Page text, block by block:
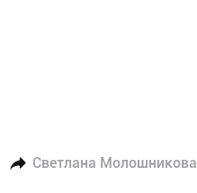
Светлана Молошникова